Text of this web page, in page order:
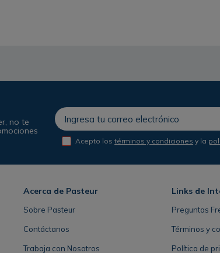
no te
Acepto lostérminos y condiciones y la
Acerca de Pasteur
Sobre Pasteur
Contáctanos
Trabaja con Nosotros
Links de
Preguntas
Términos y
Política de